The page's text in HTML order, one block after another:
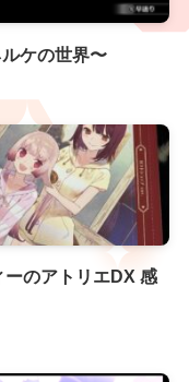
ケの世界〜
ーのアトリエDX 感